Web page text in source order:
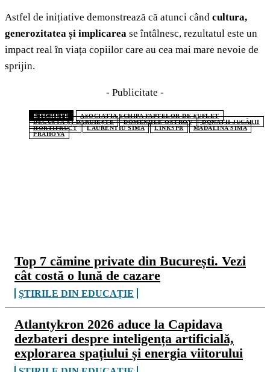
Top 7 cămine private din București. Vezi
cât costă o lună de cazare
ȘTIRILE DIN EDUCAȚIE
Atlantykron 2026 aduce la Capidava
dezbateri despre inteligența artificială,
explorarea spațiului și energia viitorului
Astfel de inițiative demonstrează că atunci când cultura,
generozitatea și implicarea se întâlnesc, rezultatul este un
impact real în viața copiilor care au cea mai mare nevoie de
sprijin.
- Publicitate -
ETICHETE
ASOCIAȚIA ECHIPA FAPTELOR DE SUFLET
DEGUSTĂ ȘI DĂRUIEȘTE
DOMENIILE OSTROV
DONAȚII JUCĂRII
HORTIFRUCT
LAURENTIU SIMA LINKSPR
MĂDĂLINA SIMA
PRAHOVA